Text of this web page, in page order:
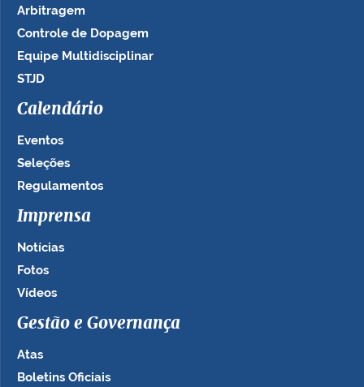
Arbitragem
Controle de Dopagem
Equipe Multidisciplinar
STJD
Calendário
Eventos
Seleções
Regulamentos
Imprensa
Notícias
Fotos
Vídeos
Gestão e Governança
Atas
Boletins Oficiais